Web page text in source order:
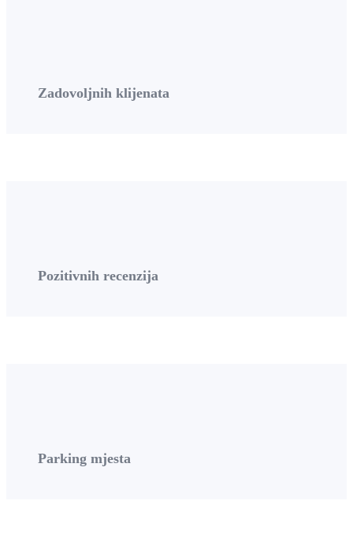
Zadovoljnih klijenata
Pozitivnih recenzija
Parking mjesta